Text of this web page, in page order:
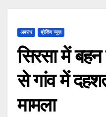
अपराध ब्रेकिंग न्यूज़
सिरसा में
से गांव में
मामला